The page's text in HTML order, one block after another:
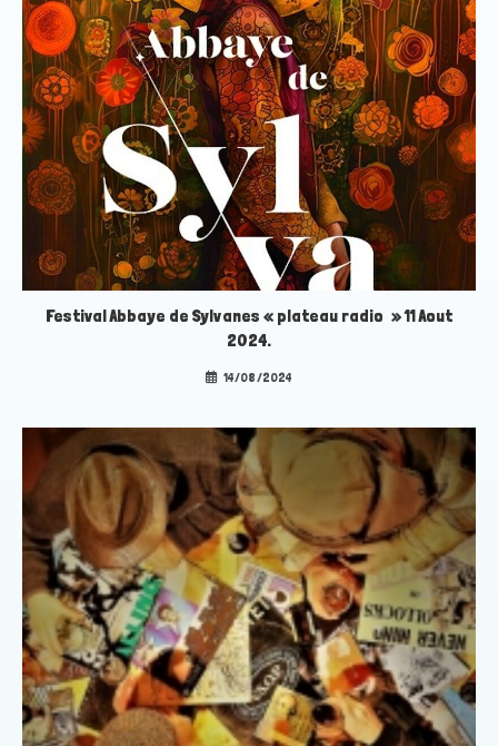
Festival Abbaye de Sylvanes « plateau radio » 11 Aout
2024.
14/08/2024